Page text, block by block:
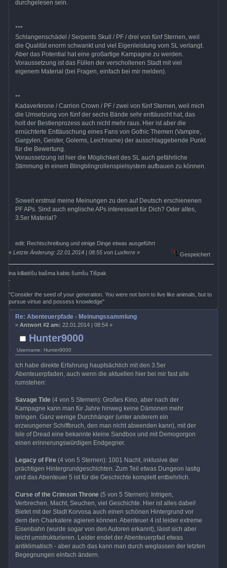
durchgelesen sein.
***
Schlangenschädel / Serpents Skull / PF / drei von fünf Sternen, weil
die Qualität enorm schwankt und viel Eigenleistung vom SL verlangt.
Aber das Potential hat eine großartige Kampagne zu werden.
Voraussetzung ist das Füllen der verschollenen Stadt mit viel
eigenem Material (bei Fragen, einfach bei mir melden).
**
Kadaverkrone / Carrion Crown / PF / zwei von fünf Sternen, weil mich
die Umsetzung von fünf der sechs Bände sehr enttäuscht hat, das
holt der Bestienprozess auch nicht mehr raus. Hier ist aber die
ernüchterte Enttäuschung eines Fans von Gothic Themen (Vampire,
Gargylen, Geister, Golems, Leichname) der ausschlaggebende Punkt
für die Bewertung.
Voraussetzung ist hier die Möglichkeit des SL auch gefährliche
Stimmung in einem Blingblingrollenspielsystem aufbauen zu können.
Soweit erstmal meine Meinungen zu den auf Deutsch erschienenen
PF APs. Sind auch englische APs interessant für Dich? Oder altes,
3.5er Material?
edit: Rechtschreibung und einige Dinge etwas ausgeführt
«Letzte Änderung: 22.01.2014 | 08:55 von Luxferre » Gespeichert
ina killatēšu bašma kabis šumšu Tišpak
-
"Consider the seed of your generation. You were not born to live like animals, but to
pursue virtue and possess knowledge"
Hunter9000
Username: Hunter9000
Re: Abenteuerpfade - Meinungssammlung
« Antwort #2 am: 22.01.2014 | 08:54 »
Ich habe direkte Erfahrung hauptsächlich mit den 3.5er
Abenteuerpfaden, auch wenn die aktuellen hier bei mir fast alle
rumstehen:
Savage Tide(4 von 5 Sternen): Großes Kino, aber nach der
Kampagne kann man für Jahre hinweg keine Dämonen mehr
bringen. Ganz wenige Durchhänger (unter anderem ein
erzwungener Schiffbruch, den man nicht abwenden kann), mit der
Isle of Dread eine bekannte kleine Sandbox und mit Demogorgon
einen erinnerungswürdigen Endgegner.
Legacy of Fire(4 von 5 Sternen): 1001 Nacht, inklusive der
prächtigen Hintergrundgeschichten. Zum Teil etwas Dungeon lastig
und das Abenteuer 5 ist für die Geschichte komplett entbehrlich.
Curse of the Crimson Throne(5 von 5 Sternen): Intrigen,
Verbrechen, Macht, Seuchen, viel Geschichte. Hier ist alles dabei!
Bietet mit der Stadt Korvosa auch einen schönen Hintergrund vor
dem den Charkatere agieren können. Abenteuer 4 ist leider extreme
Eisenbahn (wurde sogar von den Autoren erkannt), lässt sich aber
leicht umstrukturieren. Leider endet der Abenteuerpfad etwas
antiklimatisch - aber auch das kann man durch weglassen der letzten
Begegnungen einfach ändern.